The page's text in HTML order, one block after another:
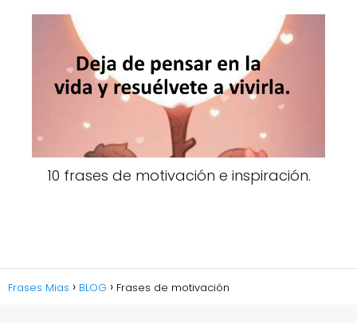
10 frases de motivación e inspiración.
Frases Mias BLOG Frases de motivación